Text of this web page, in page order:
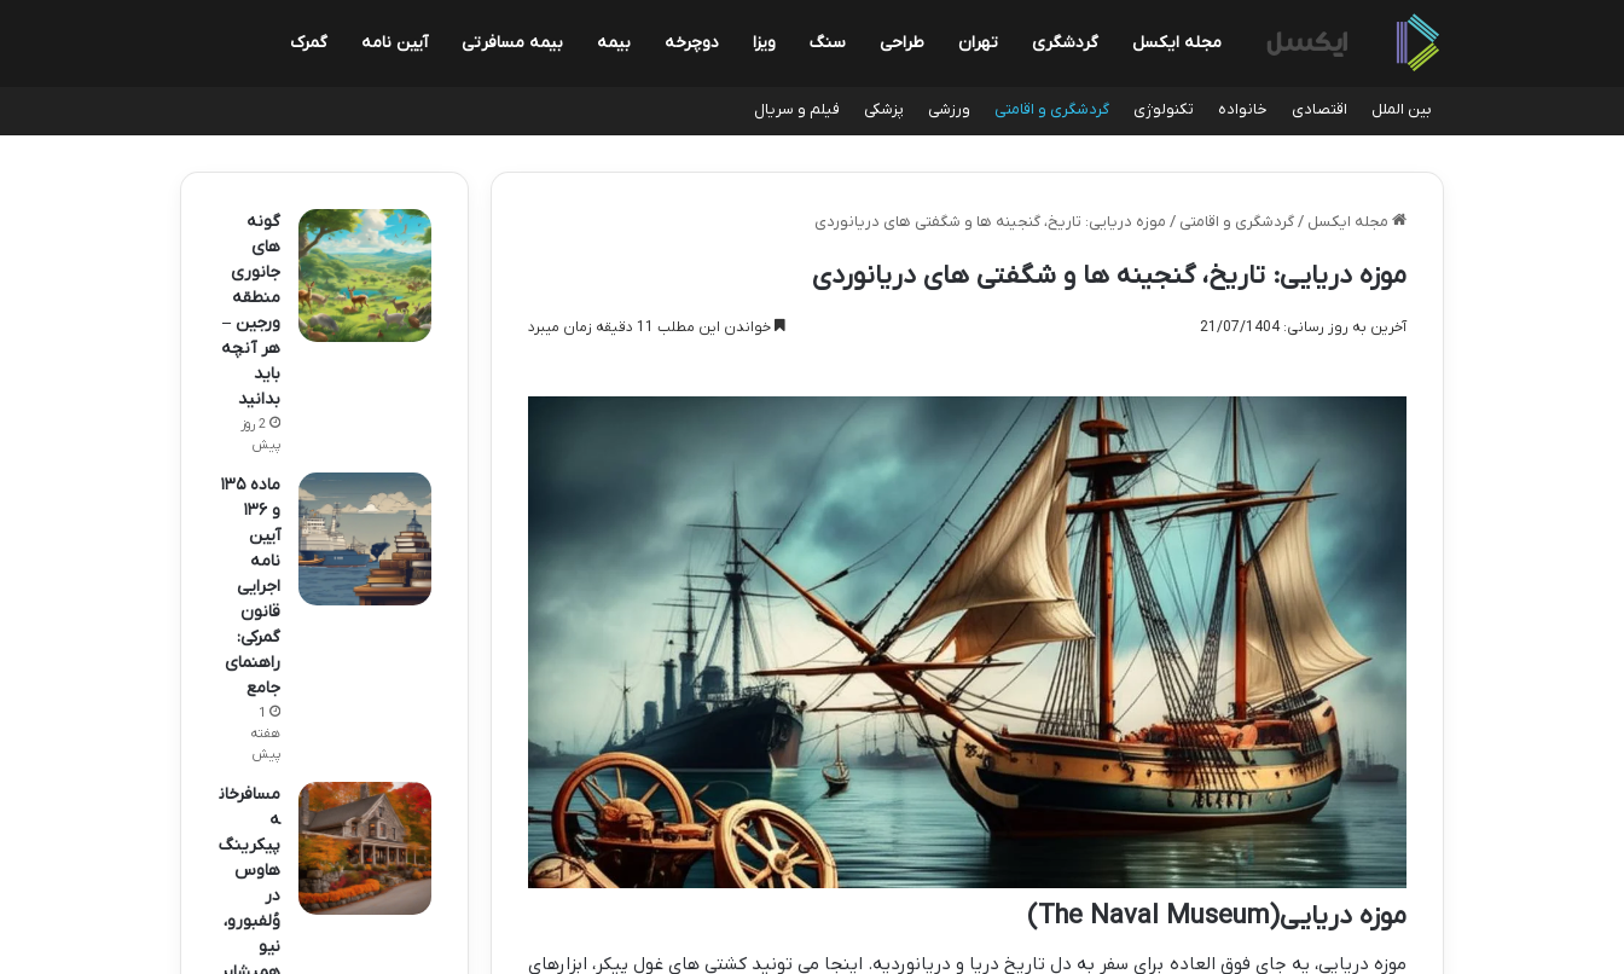
مجله ایکسل گردشگری تهران طراحی سنگ ویزا دوچرخه بیمه بیمه مسافرتی آیین نامه گمرک
بین الملل اقتصادی خانواده تکنولوژی گردشگری و اقامتی ورزشی پزشکی فیلم و سریال
مجله ایکسل / گردشگری و اقامتی / موزه دریایی: تاریخ، گنجینه ها و شگفتی های دریانوردی
موزه دریایی: تاریخ، گنجینه ها و شگفتی های دریانوردی
آخرین به روز رسانی: 21/07/1404 خواندن این مطلب 11 دقیقه زمان میبرد
موزه دریایی(The Naval Museum)
موزه دریایی، یه جای فوق العاده برای سفر به دل تاریخ دریا و دریانوردیه. اینجا می تونید کشتی های غول پیکر، ابزارهای
گونه
های
جانوری
منطقه
ورجین –
هر آنچه
باید
بدانید
2 روز
پیش
ماده ۱۳۵
و ۱۳۶
آیین
نامه
اجرایی
قانون
گمرکی:
راهنمای
جامع
1
هفته
پیش
مسافرخان
ه
پیکرینگ
هاوس
در
وُلفبورو،
نیو